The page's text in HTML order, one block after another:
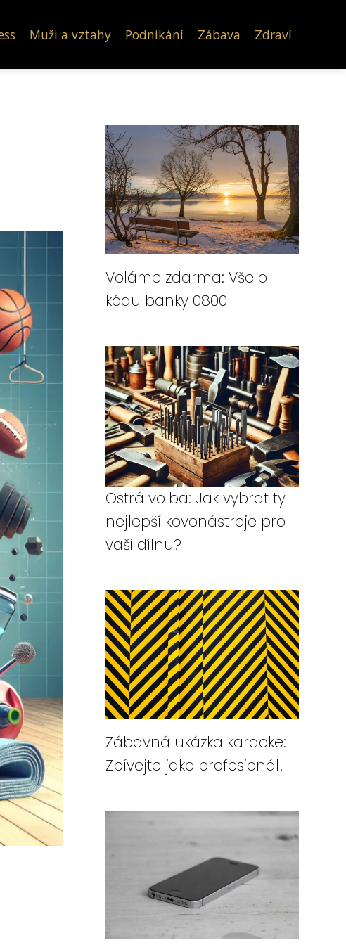
Muži a vztahy Podnikání Zábava Zdraví
Voláme zdarma: Vše o
kódu banky 0800
Ostrá volba: Jak vybrat ty
nejlepší kovonástroje pro
vaši dílnu?
Zábavná ukázka karaoke:
Zpívejte jako profesionál!